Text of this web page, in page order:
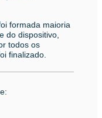
formada maioria
do dispositivo,
todos os
finalizado.